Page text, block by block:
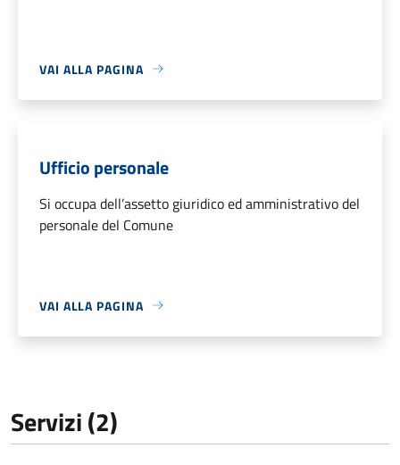
VAI ALLA PAGINA
Ufficio personale
Si occupa dell’assetto giuridico ed amministrativo del
personale del Comune
VAI ALLA PAGINA
Servizi (2)